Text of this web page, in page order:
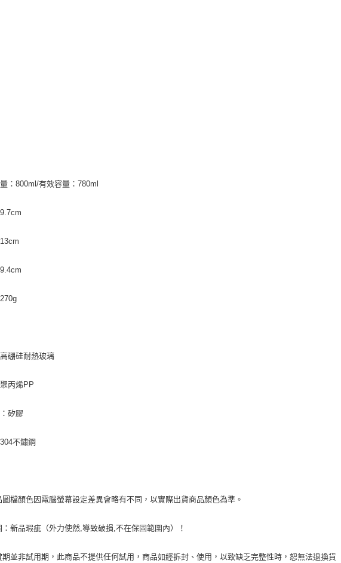
：800ml/有效容量：780ml
硼硅耐熱玻璃
丙烯PP
矽膠
不鏽鋼
檔顏色因電腦螢幕設定差異會略有不同，以實際出貨商品顏色為準。
新品瑕疵（外力使然,導致破損,不在保固範圍內）！
並非試用期，此商品不提供任何試用，商品如經拆封、使用，以致缺乏完整性時，恕無法退換貨